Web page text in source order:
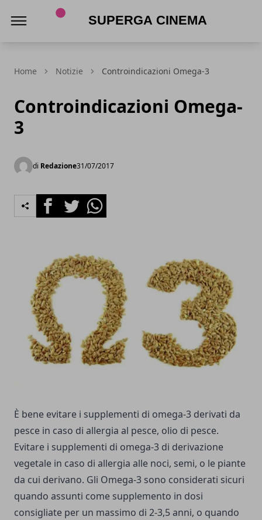
Home Notizie Controindicazioni Omega-3
Controindicazioni Omega-
3
di Redazione31/07/2017
FacebookTwitterWhatsapp
È bene evitare i supplementi di omega-3 derivati da
pesce in caso di allergia al pesce, olio di pesce.
Evitare i supplementi di omega-3 di derivazione
vegetale in caso di allergia alle noci, semi, o le piante
da cui derivano. Gli Omega-3 sono considerati sicuri
quando assunti come supplemento in dosi
consigliate per un massimo di 2-3,5 anni, o quando